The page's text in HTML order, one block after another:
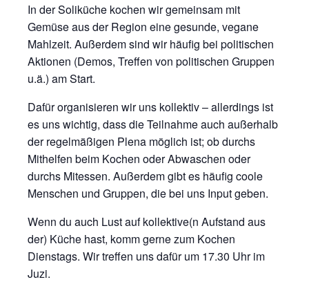
In der Soliküche kochen wir gemeinsam mit
Gemüse aus der Region eine gesunde, vegane
Mahlzeit. Außerdem sind wir häufig bei politischen
Aktionen (Demos, Treffen von politischen Gruppen
u.ä.) am Start.
Dafür organisieren wir uns kollektiv – allerdings ist
es uns wichtig, dass die Teilnahme auch außerhalb
der regelmäßigen Plena möglich ist; ob durchs
Mithelfen beim Kochen oder Abwaschen oder
durchs Mitessen. Außerdem gibt es häufig coole
Menschen und Gruppen, die bei uns Input geben.
Wenn du auch Lust auf kollektive(n Aufstand aus
der) Küche hast, komm gerne zum Kochen
Dienstags. Wir treffen uns dafür um 17.30 Uhr im
Juzi.